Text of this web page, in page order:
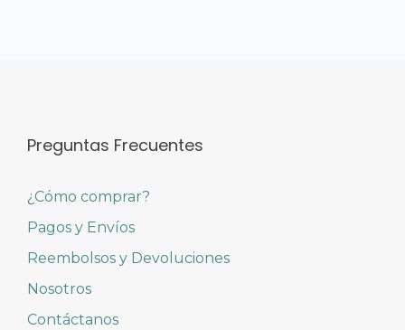
Preguntas Frecuentes
¿Cómo comprar?
Pagos y Envíos
Reembolsos y Devoluciones
Nosotros
Contáctanos